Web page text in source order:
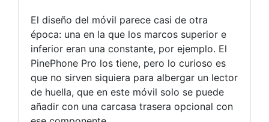
El diseño del móvil parece casi de otra
época: una en la que los marcos superior e
inferior eran una constante, por ejemplo. El
PinePhone Pro los tiene, pero lo curioso es
que no sirven siquiera para albergar un lector
de huella, que en este móvil solo se puede
añadir con una carcasa trasera opcional con